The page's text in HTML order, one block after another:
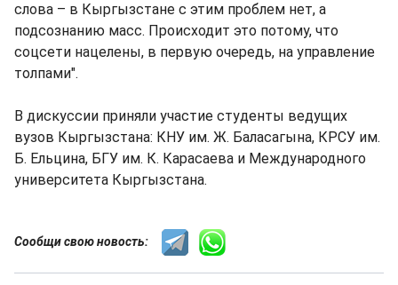
слова – в Кыргызстане с этим проблем нет, а
подсознанию масс. Происходит это потому, что
соцсети нацелены, в первую очередь, на управление
толпами".
В дискуссии приняли участие студенты ведущих
вузов Кыргызстана: КНУ им. Ж. Баласагына, КРСУ им.
Б. Ельцина, БГУ им. К. Карасаева и Международного
университета Кыргызстана.
Сообщи свою новость: